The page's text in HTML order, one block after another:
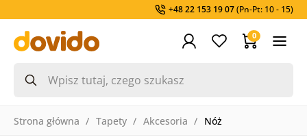
+48 22 153 19 07(Pn-Pt: 10 - 15)
0
Strona główna Tapety Akcesoria Nóż